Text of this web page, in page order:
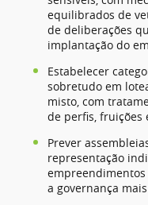
equilibrados de
de deliberações
implantação do
Estabelecer
sobretudo em
misto, com
de perfis, fruições
Prever
representação
a governança